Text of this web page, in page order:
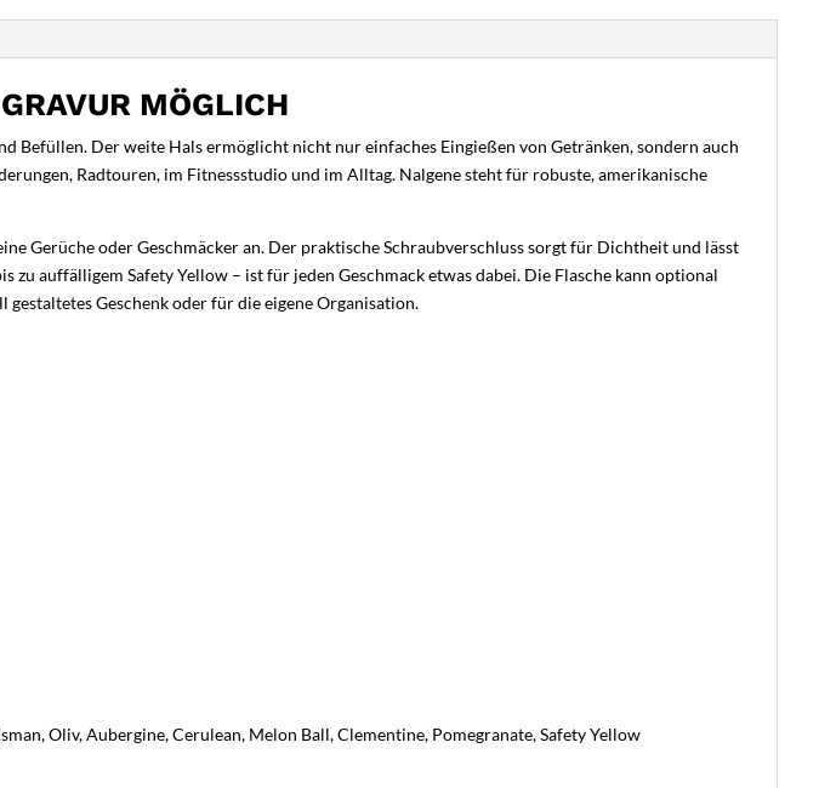
Menge
MÖGLICH
Der weite Hals ermöglicht nicht nur einfaches Eingießen von Getränken, sondern auch
Radtouren, im Fitnessstudio und im Alltag. Nalgene steht für robuste, amerikanische
Gerüche oder Geschmäcker an. Der praktische Schraubverschluss sorgt für Dichtheit und lässt
auffälligem Safety Yellow – ist für jeden Geschmack etwas dabei. Die Flasche kann optional
Geschenk oder für die eigene Organisation.
Oliv, Aubergine, Cerulean, Melon Ball, Clementine, Pomegranate, Safety Yellow